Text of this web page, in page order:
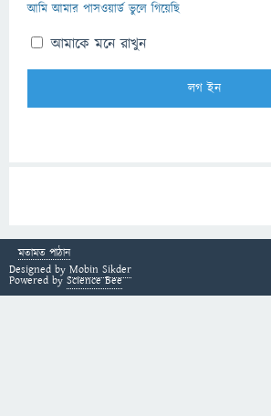
আমি আমার পাসওয়ার্ড ভুলে গিয়েছি
আমাকে মনে রাখুন
মতামত পাঠান
Designed by Mobin Sikder
Powered by Science Bee